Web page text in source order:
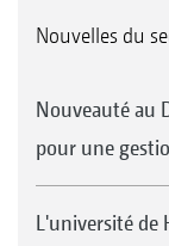
Nouvelles du
Nouveauté au
pour une
L'université de